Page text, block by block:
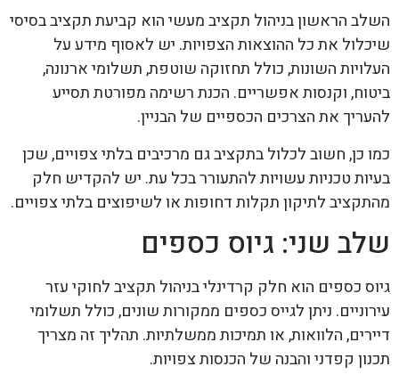
השלב הראשון בניהול תקציב מעשי הוא קביעת תקציב בסיסי
שיכלול את כל ההוצאות הצפויות. יש לאסוף מידע על
העלויות השונות, כולל תחזוקה שוטפת, תשלומי ארנונה,
ביטוח, וקנסות אפשריים. הכנת רשימה מפורטת תסייע
להעריך את הצרכים הכספיים של הבניין.
כמו כן, חשוב לכלול בתקציב גם מרכיבים בלתי צפויים, שכן
בעיות טכניות עשויות להתעורר בכל עת. יש להקדיש חלק
מהתקציב לתיקון תקלות דחופות או לשיפוצים בלתי צפויים.
שלב שני: גיוס כספים
גיוס כספים הוא חלק קרדינלי בניהול תקציב לחוקי עזר
עירוניים. ניתן לגייס כספים ממקורות שונים, כולל תשלומי
דיירים, הלוואות, או תמיכות ממשלתיות. תהליך זה מצריך
תכנון קפדני והבנה של הכנסות צפויות.